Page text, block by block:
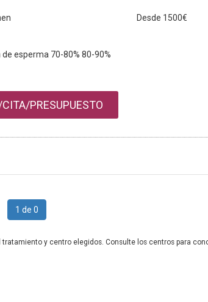
Desde 1500€
esperma 70-80% 80-90%
PRESUPUESTO
1 de 0
y centro elegidos. Consulte los centros para